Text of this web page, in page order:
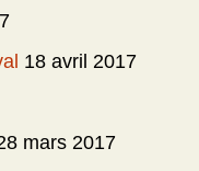
18 avril 2017
mars 2017